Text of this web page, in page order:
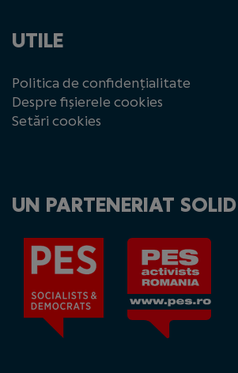
UTILE
Politica de confidențialitate
Despre fișierele cookies
Setări cookies
UN PARTENERIAT SOLID